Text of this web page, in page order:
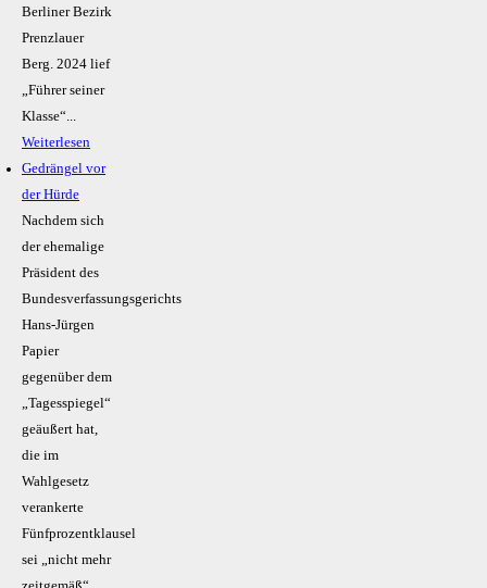
Berliner Bezirk
Prenzlauer
Berg. 2024 lief
„Führer seiner
Klasse“...
Weiterlesen
Gedrängel vor
der Hürde
Nachdem sich
der ehemalige
Präsident des
Bundesverfassungsgerichts
Hans-Jürgen
Papier
gegenüber dem
„Tagesspiegel“
geäußert hat,
die im
Wahlgesetz
verankerte
Fünfprozentklausel
sei „nicht mehr